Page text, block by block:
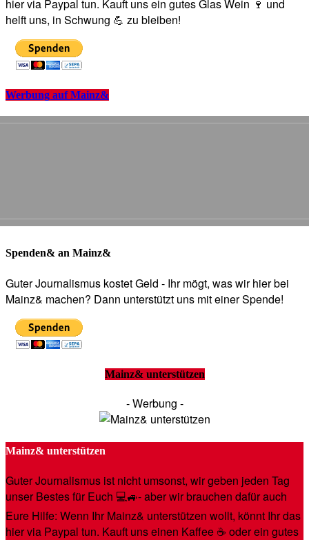
hier via Paypal tun. Kauft uns ein gutes Glas Wein 🍷 und
helft uns, in Schwung 💪 zu bleiben!
Werbung auf Mainz&
Spenden& an Mainz&
Guter Journalismus kostet Geld - Ihr mögt, was wir hier bei
Mainz& machen? Dann unterstützt uns mit einer Spende!
Mainz& unterstützen
- Werbung -
Mainz& unterstützen
Guter Journalismus ist nicht umsonst, wir geben jeden Tag
unser Bestes für Euch 💻🚙- aber wir brauchen dafür auch
Eure Hilfe: Wenn Ihr Mainz& unterstützen wollt, könnt Ihr das
hier via Paypal tun. Kauft uns einen Kaffee ☕️ oder ein gutes